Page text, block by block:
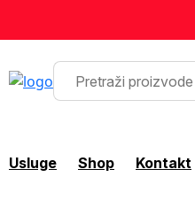
Usluge Shop Kontakt